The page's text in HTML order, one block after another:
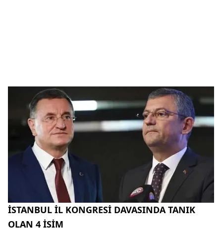
İSTANBUL İL KONGRESİ DAVASINDA TANIK
OLAN 4 İSİM